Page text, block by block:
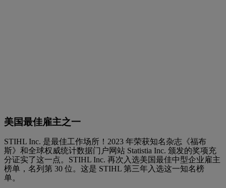
美国最佳雇主之一
STIHL Inc. 是最佳工作场所！2023 年荣获知名杂志《福布
斯》和全球权威统计数据门户网站 Statistia Inc. 颁发的奖项充
分证实了这一点。STIHL Inc. 再次入选美国最佳中型企业雇主
榜单，名列第 30 位。这是 STIHL 第三年入选这一知名榜
单。